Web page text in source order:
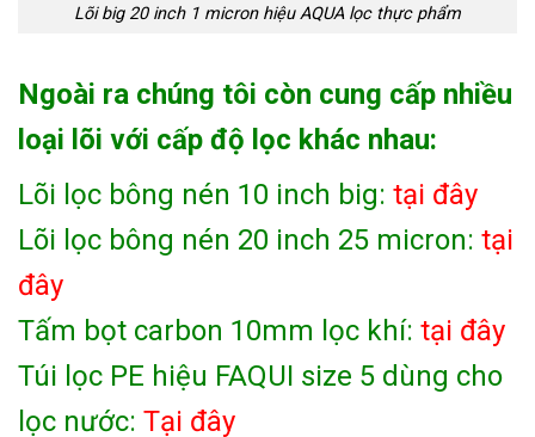
Lõi big 20 inch 1 micron hiệu AQUA lọc thực phẩm
Ngoài ra chúng tôi còn cung cấp nhiều
loại lõi với cấp độ lọc khác nhau:
Lõi lọc bông nén 10 inch big: tại đây
Lõi lọc bông nén 20 inch 25 micron: tại
đây
Tấm bọt carbon 10mm lọc khí: tại đây
Túi lọc PE hiệu FAQUI size 5 dùng cho
lọc nước: Tại đây